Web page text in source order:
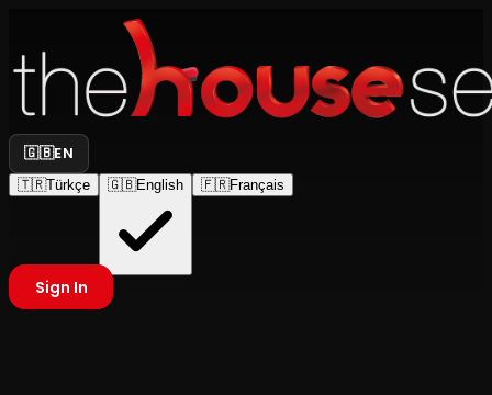
🇬🇧EN
🇹🇷Türkçe 🇬🇧English 🇫🇷Français
Sign In